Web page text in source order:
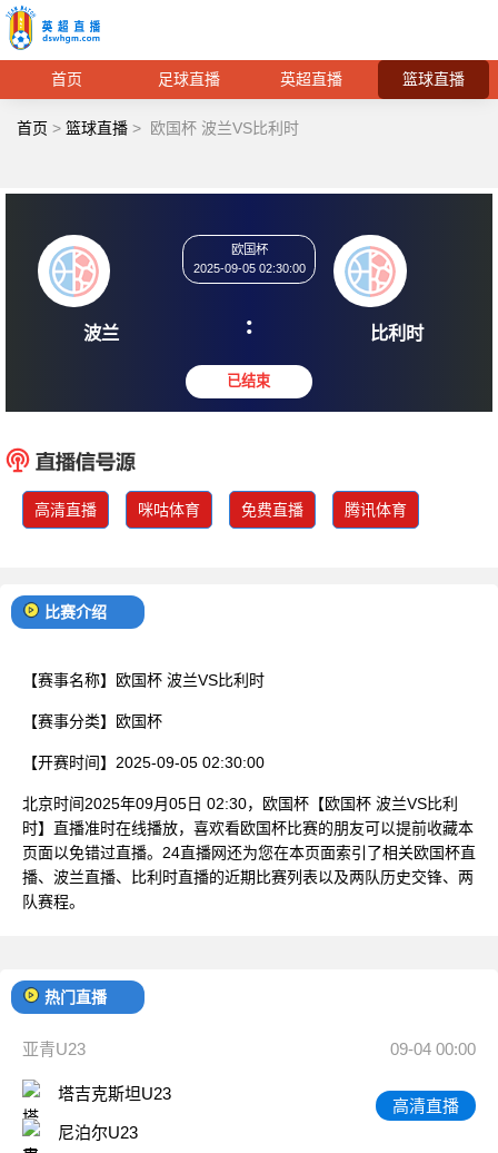
首页 足球直播 英超直播 篮球直播
首页 > 篮球直播 > 欧国杯 波兰VS比利时
波兰
2025-09-05 02:30:00
: 比
高清直播 咪咕体育 免费直播 腾讯体育
比赛介绍
【赛事名称】 欧国杯 波兰VS比利时
【赛事分类】 欧国杯
【开赛时间】 2025-09-05 02:30:00
北京时间2025年09月05日 02:30，欧国杯【欧国杯 波兰VS比利
时】直播准时在线播放，喜欢看欧国杯比赛的朋友可以提前收藏本
页面以免错过直播。24直播网还为您在本页面索引了相关欧国杯直
播、波兰直播、比利时直播的近期比赛列表以及两队历史交锋、两
队赛程。
热门直播
亚青U23 09-04 00:00
塔吉克斯坦U23
尼泊尔U23
高清直播